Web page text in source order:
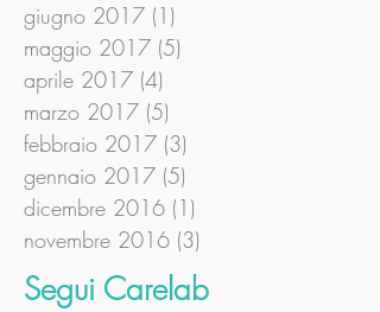
giugno 2017 (1)
maggio 2017 (5)
aprile 2017 (4)
marzo 2017 (5)
febbraio 2017 (3)
gennaio 2017 (5)
dicembre 2016 (1)
novembre 2016 (3)
Segui Carelab